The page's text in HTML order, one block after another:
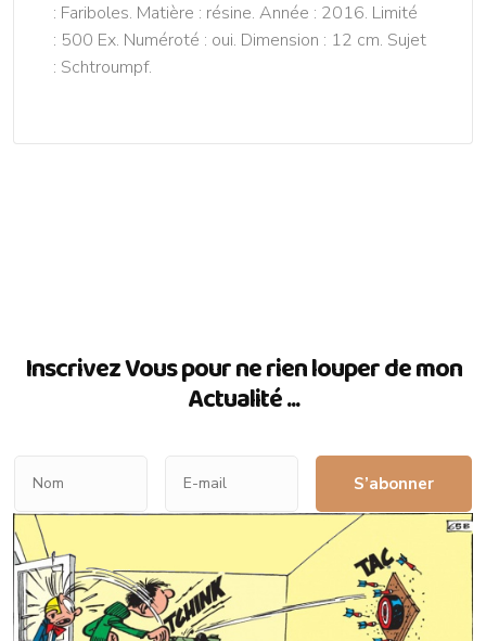
: Fariboles. Matière : résine. Année : 2016. Limité
: 500 Ex. Numéroté : oui. Dimension : 12 cm. Sujet
: Schtroumpf.
Inscrivez Vous pour ne rien louper de mon
Actualité ...
S’abonner